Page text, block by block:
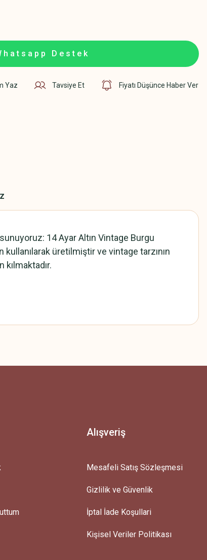
Destek
Yaz Tavsiye Et Fiyatı Düşünce Haber Ver
14 Ayar Altın Vintage Burgu
kullanılarak üretilmiştir ve vintage tarzının
kılmaktadır.
Alışveriş
Mesafeli Satış Sözleşmesi
Gizlilik ve Güvenlik
İptal İade Koşullari
Kişisel Veriler Politikası